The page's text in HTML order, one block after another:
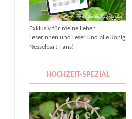
Exklusiv für meine lieben
Leserinnen und Leser und alle König
Nesselbart-Fans!
HOCHZEIT-SPEZIAL